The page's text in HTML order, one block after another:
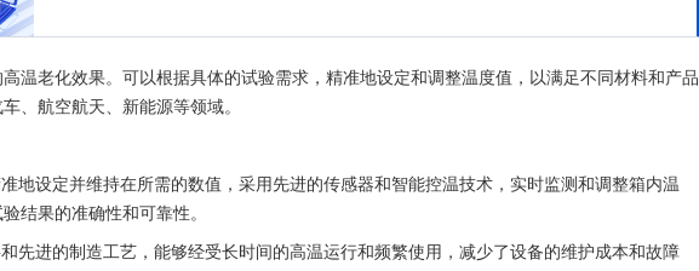
温老化效果。可以根据具体的试验需求，精准地设定和调整温度值，以满足不同材料和产品
、航空航天、新能源等领域。
地设定并维持在所需的数值，采用先进的传感器和智能控温技术，实时监测和调整箱内温
结果的准确性和可靠性。
先进的制造工艺，能够经受长时间的高温运行和频繁使用，减少了设备的维护成本和故障